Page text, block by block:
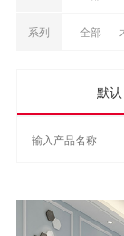
Nature
系列 全部
轻奢系列
远东白蜡
踢脚线
默认